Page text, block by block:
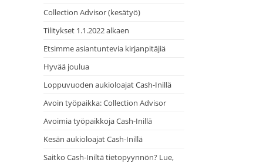
Collection Advisor (kesätyö)
Tilitykset 1.1.2022 alkaen
Etsimme asiantuntevia kirjanpitäjiä
Hyvää joulua
Loppuvuoden aukioloajat Cash-Inillä
Avoin työpaikka: Collection Advisor
Avoimia työpaikkoja Cash-Inillä
Kesän aukioloajat Cash-Inillä
Saitko Cash-Iniltä tietopyynnön? Lue,